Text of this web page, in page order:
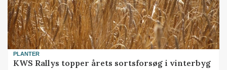
PLANTER
KWS Rallys topper årets sortsforsøg i vinterbyg